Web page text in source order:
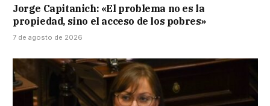
Jorge Capitanich: «El problema no es la
propiedad, sino el acceso de los pobres»
7 de agosto de 2026